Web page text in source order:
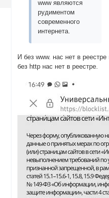
www являются
рудиментом
современного
интернета.
И без www. нас нет в реестре
без http нас нет в реестре.